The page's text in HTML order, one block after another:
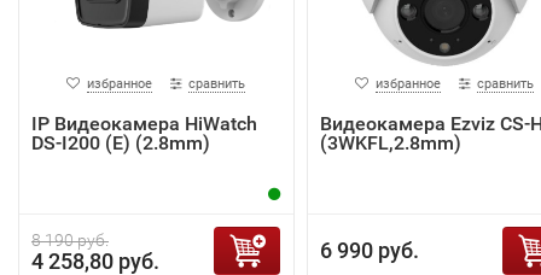
избранное сравнить
IP Видеокамера HiWatch
DS-I200 (E) (2.8mm)
8 190 руб.
4 258,80 руб.
избранное сравнить
Видеокамера Ezviz CS-
(3WKFL,2.8mm)
6 990 руб.